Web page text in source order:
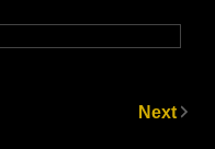
Next